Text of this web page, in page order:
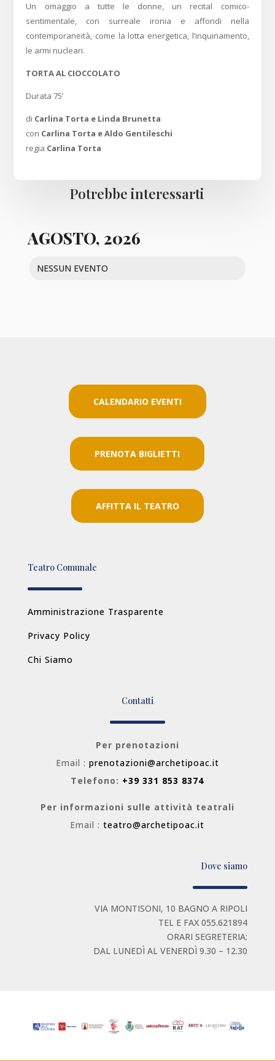
Un omaggio a tutte le donne, un recital comico-
sentimentale, con surreale ironia e affondi nella
contemporaneità, come la lotta energetica, l’inquinamento,
le armi nucleari.
TORTA AL CIOCCOLATO
Durata 75’
di Carlina Torta e Linda Brunetta
con Carlina Torta e Aldo Gentileschi
regia Carlina Torta
Potrebbe interessarti
AGOSTO, 2026
NESSUN EVENTO
CALENDARIO EVENTI
PRENOTA BIGLIETTI
AFFITTA IL TEATRO
Teatro Comunale
Amministrazione Trasparente
Privacy Policy
Chi Siamo
Contatti
Per prenotazioni
Email : prenotazioni@archetipoac.it
Telefono: +39 331 853 8374
Per informazioni sulle attività teatrali
Email :teatro@archetipoac.it
Dove siamo
VIA MONTISONI, 10 BAGNO A RIPOLI
TEL E FAX 055.621894
ORARI SEGRETERIA:
DAL LUNEDÌ AL VENERDÌ 9.30 – 12.30